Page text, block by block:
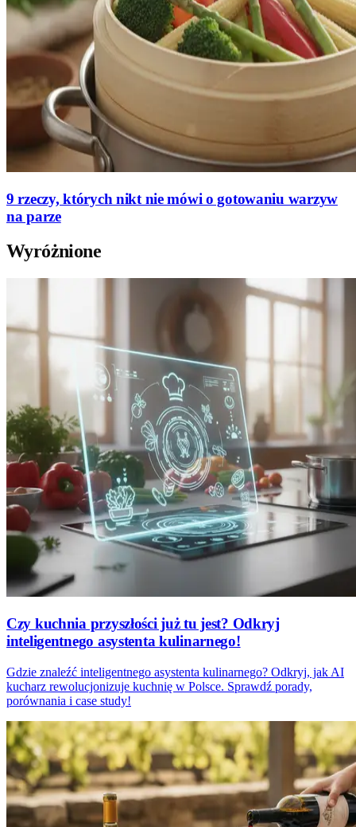
9 rzeczy, których nikt nie mówi o gotowaniu warzyw
na parze
Wyróżnione
Czy kuchnia przyszłości już tu jest? Odkryj
inteligentnego asystenta kulinarnego!
Gdzie znaleźć inteligentnego asystenta kulinarnego? Odkryj, jak AI
kucharz rewolucjonizuje kuchnię w Polsce. Sprawdź porady,
porównania i case study!